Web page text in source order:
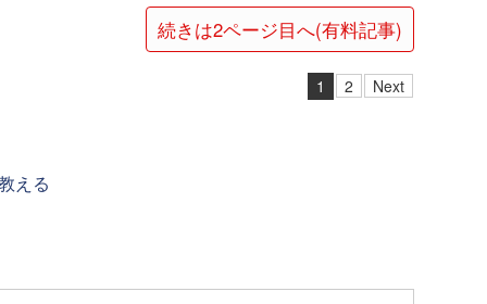
続きは2ページ目へ(有料記事)
1 2 Next
える